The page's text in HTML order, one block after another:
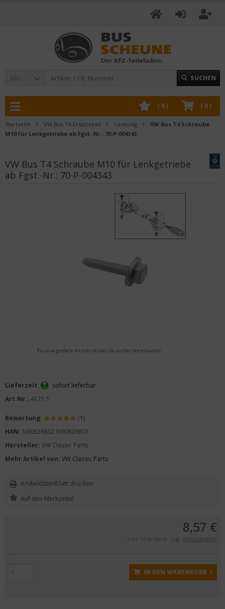
Alle SUCHEN
( 0)
( 0)
Startseite VW Bus T4 Ersatzteile Lenkung
VW Bus T4 Schraube
M10 für Lenkgetriebe ab Fgst.-Nr.: 70-P-004343
VW Bus T4 Schraube M10 für Lenkgetriebe
ab Fgst.-Nr.: 70-P-004343
Für eine größere Ansicht klicken Sie auf das Vorschaubild
8,57 €
inkl. 19 % MwSt. zzgl. Versandkosten
IN DEN WARENKORB
Lieferzeit:
sofort lieferbar
Art.Nr.: 4171.1
Bewertung:
(1)
HAN: N90626802 N90626801
Hersteller: VW Classic Parts
Mehr Artikel von: VW Classic Parts
Artikeldatenblatt drucken